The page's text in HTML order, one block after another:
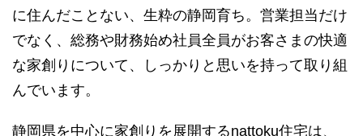
に住んだことない、生粋の静岡育ち。営業担当だけ
でなく、総務や財務始め社員全員がお客さまの快適
な家創りについて、しっかりと思いを持って取り組
んでいます。
静岡県を中心に家創りを展開するnattoku住宅は、